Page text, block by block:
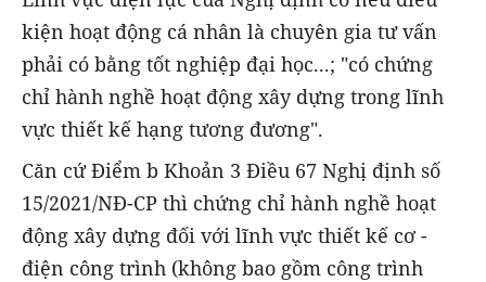
kiện hoạt động cá nhân là chuyên gia tư vấn
phải có bằng tốt nghiệp đại học...; "có chứng
chỉ hành nghề hoạt động xây dựng trong lĩnh
vực thiết kế hạng tương đương".
Căn cứ Điểm b Khoản 3 Điều 67 Nghị định số
15/2021/NĐ-CP thì chứng chỉ hành nghề hoạt
động xây dựng đối với lĩnh vực thiết kế cơ -
điện công trình (không bao gồm công trình